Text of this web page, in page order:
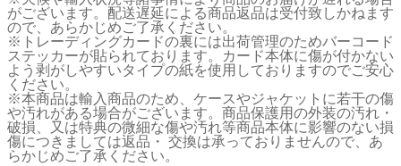
がございます。配送遅延による商品返品は受付致しかねます
ので、あらかじめご了承ください。
※トレーディングカードの裏には出荷管理のためバーコード
ステッカーが貼られております。カード本体に傷が付かない
よう剥がしやすいタイプの紙を使用しておりますのでご安心
ください。
※本商品は輸入商品のため、ケースやジャケットに若干の傷
や汚れがある場合がございます。商品保護用の外装の汚れ・
破損、又は特典の微細な傷や汚れ等商品本体に影響のない損
傷につきましては返品・ 交換は承っておりませんので、あ
らかじめご了承ください。